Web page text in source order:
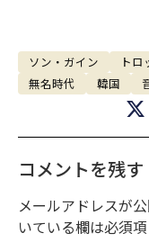
ソン・ガイン トロ
無名時代
韓国
コメントを残す
メールアドレスが
いている欄は必須